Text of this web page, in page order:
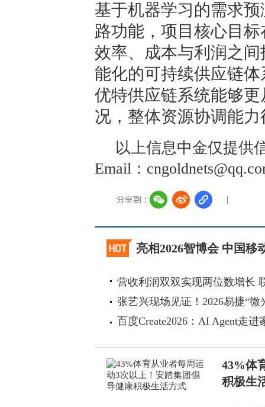
基于机器学习的需求
路功能，项目核心目
效率、成本与利润之
能化的可持续供应链
优特供应链系统能够
况，整体资源协调能
以上信息中金仅提供
Email：
亮相2026智博会 中国移
营收利润双双实现两位数增长
张艺兴现场见证！2026易捷“微
百度Create2026：AI Agent走
43%体
积极生